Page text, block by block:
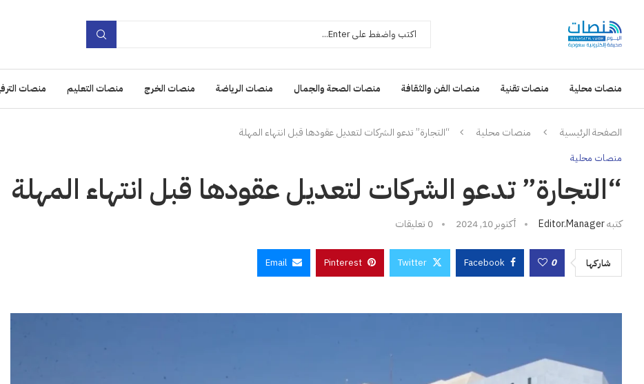
منصات محلية منصات تقنية منصات الفن والثقافة منصات الصحة والجمال منصات الرياضة منصات الخرج منصات التعليم منصات
الصفحة الرئيسية منصات محلية “التجارة” تدعو الشركات لتعديل عقودها قبل انتهاء المهلة
منصات محلية
“التجارة” تدعو الشركات لتعديل عقودها قبل انتهاء المهلة
كتبهEditor.manager أكتوبر 10, 2024 0 تعليقات
شاركها 0
Facebook
Twitter
Pinterest
Email